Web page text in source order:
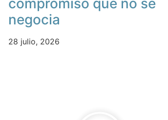
compromiso que no se
negocia
28 julio, 2026